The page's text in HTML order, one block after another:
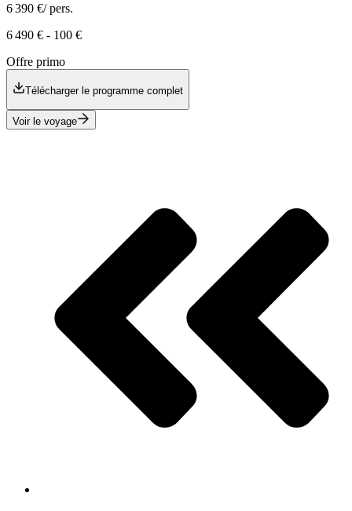
6 390 €/ pers.
6 490 € - 100 €
Offre primo
Télécharger le programme complet
Voir le voyage